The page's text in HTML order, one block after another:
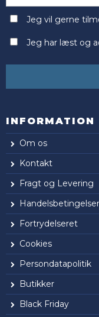
Jeg vil gerne
Jeg har læst og
INFORMATION
Om os
Kontakt
Fragt og Levering
Handelsbetingelser
Fortrydelseret
Cookies
Persondatapolitik
Butikker
Black Friday